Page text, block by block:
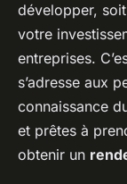
développer,
votre
entreprises.
s’adresse aux
connaissance
et prêtes à
obtenir un